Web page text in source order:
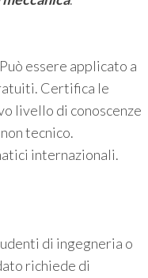
essere applicato a
Certifica le
livello di conoscenze
tecnico.
internazionali.
di ingegneria o
richiede di